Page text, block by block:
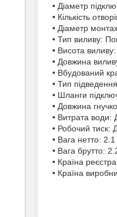
• Діаметр
• Кількість
• Діаметр
• Тип виливу:
• Висота
• Довжина
• Вбудований
• Тип
• Шланги
• Довжина
• Витрата води:
• Робочий тиск:
• Вага нетто: 2.1
• Вага брутто:
• Країна
• Країна